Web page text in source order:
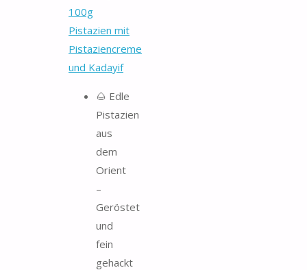
100g
Pistazien mit
Pistaziencreme
und Kadayif
🌰 Edle
Pistazien
aus
dem
Orient
–
Geröstet
und
fein
gehackt